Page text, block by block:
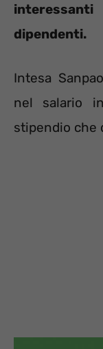
dipendenti.
Intesa
nel salario
stipendio che